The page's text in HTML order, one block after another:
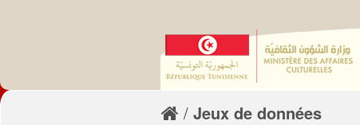
Jeux de données